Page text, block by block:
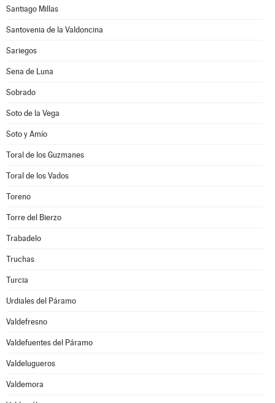
Santiago Millas
Santovenia de la Valdoncina
Sariegos
Sena de Luna
Sobrado
Soto de la Vega
Soto y Amío
Toral de los Guzmanes
Toral de los Vados
Toreno
Torre del Bierzo
Trabadelo
Truchas
Turcia
Urdiales del Páramo
Valdefresno
Valdefuentes del Páramo
Valdelugueros
Valdemora